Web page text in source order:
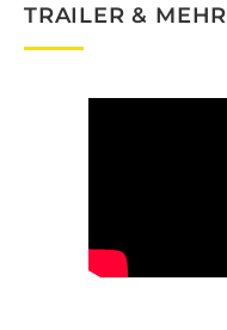
TRAILER & MEHR